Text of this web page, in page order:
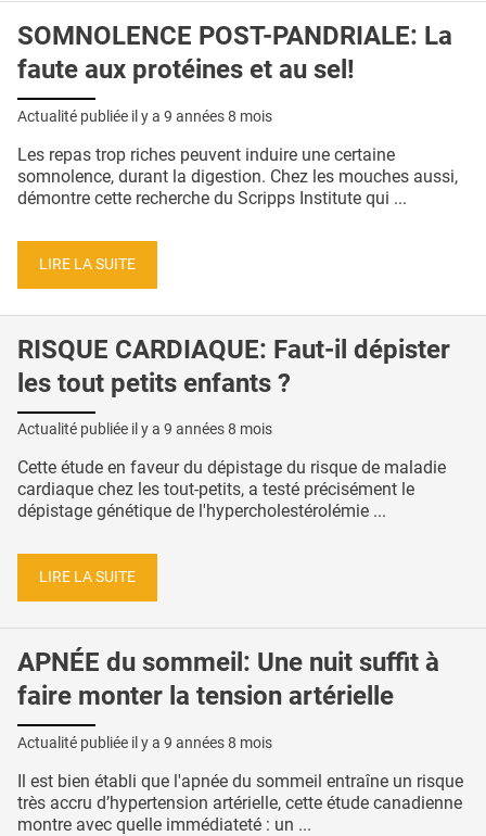
CRÉDITS
SOMNOLENCE POST-PANDRIALE: La
faute aux protéines et au sel!
Actualité publiée il y a 9 années 8 mois
Les repas trop riches peuvent induire une certaine
somnolence, durant la digestion. Chez les mouches aussi,
démontre cette recherche du Scripps Institute qui ...
LIRE LA SUITE
RISQUE CARDIAQUE: Faut-il dépister
les tout petits enfants ?
Actualité publiée il y a 9 années 8 mois
Cette étude en faveur du dépistage du risque de maladie
cardiaque chez les tout-petits, a testé précisément le
dépistage génétique de l'hypercholestérolémie ...
LIRE LA SUITE
APNÉE du sommeil: Une nuit suffit à
faire monter la tension artérielle
Actualité publiée il y a 9 années 8 mois
Il est bien établi que l'apnée du sommeil entraîne un risque
très accru d’hypertension artérielle, cette étude canadienne
montre avec quelle immédiateté : un ...